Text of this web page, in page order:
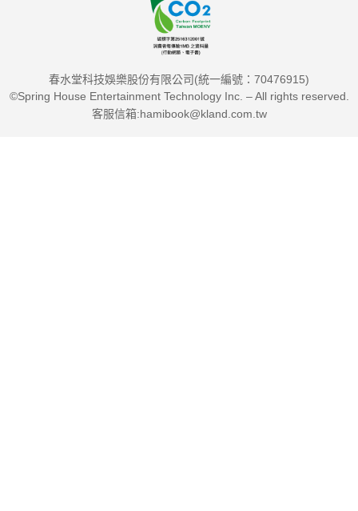
其中迴響熱烈的文章收錄成書。快被壓力壓垮的你，還請輕鬆地
翻開這本書，從哪一頁讀都沒關係，只讀一兩句也可以。Poche
呼吸的方式！"
春水堂科技娛樂股份有限公司(統一編號：70476915)
©Spring House Entertainment Technology Inc. – All rights reserved.
客服信箱:hamibook@kland.com.tw